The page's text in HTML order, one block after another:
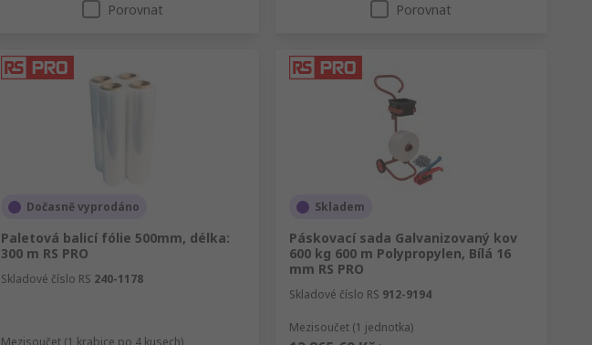
Porovnat Porovnat
Dočasně vyprodáno
Paletová balicí fólie 500mm, délka:
300 m RS PRO
Skladové číslo RS 240-1178
Mezisoučet (1 krabice po 4 kusech)
Skladem
Páskovací sada Galvanizovaný kov
600 kg 600 m Polypropylen, Bílá 16
mm RS PRO
Skladové číslo RS 912-9194
Mezisoučet (1 jednotka)